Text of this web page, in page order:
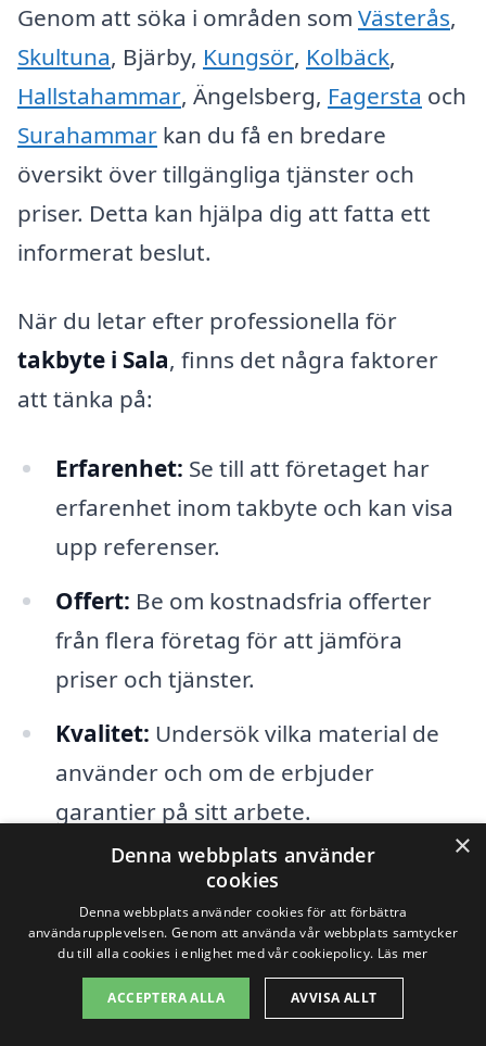
Genom att söka i områden som Västerås,
Skultuna, Bjärby, Kungsör, Kolbäck,
Hallstahammar, Ängelsberg, Fagersta och
Surahammar kan du få en bredare
översikt över tillgängliga tjänster och
priser. Detta kan hjälpa dig att fatta ett
informerat beslut.
När du letar efter professionella för
takbyte i Sala, finns det några faktorer
att tänka på:
Erfarenhet: Se till att företaget har
erfarenhet inom takbyte och kan visa
upp referenser.
Offert: Be om kostnadsfria offerter
från flera företag för att jämföra
priser och tjänster.
Kvalitet: Undersök vilka material de
använder och om de erbjuder
garantier på sitt arbete.
Tidigare projekt:Fråga efter bilder på
tidigare genomförda takbyten för att
få en känsla för företagets arbete.
Omdömen:Läs recensioner från
×
Denna webbplats använder
cookies
Denna webbplats använder cookies för att förbättra
användarupplevelsen. Genom att använda vår webbplats samtycker
du till alla cookies i enlighet med vår cookiepolicy. Läs mer
ACCEPTERA ALLA AVVISA ALLT